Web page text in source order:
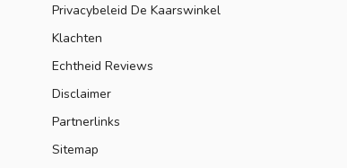
Privacybeleid De Kaarswinkel
Klachten
Echtheid Reviews
Disclaimer
Partnerlinks
Sitemap